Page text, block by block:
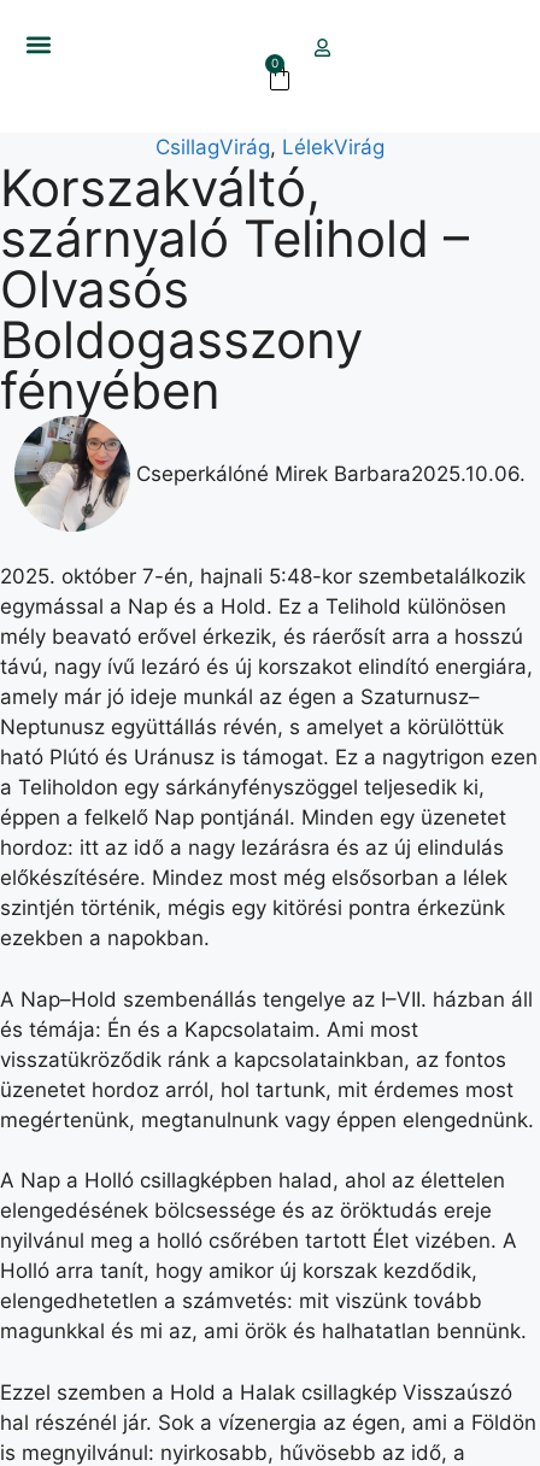
0
CsillagVirág, LélekVirág
Korszakváltó,
szárnyaló Telihold –
Olvasós
Boldogasszony
fényében
Cseperkálóné Mirek Barbara2025.10.06.
2025. október 7-én, hajnali 5:48-kor szembetalálkozik
egymással a Nap és a Hold. Ez a Telihold különösen
mély beavató erővel érkezik, és ráerősít arra a hosszú
távú, nagy ívű lezáró és új korszakot elindító energiára,
amely már jó ideje munkál az égen a Szaturnusz–
Neptunusz együttállás révén, s amelyet a körülöttük
ható Plútó és Uránusz is támogat. Ez a nagytrigon ezen
a Teliholdon egy sárkányfényszöggel teljesedik ki,
éppen a felkelő Nap pontjánál. Minden egy üzenetet
hordoz: itt az idő a nagy lezárásra és az új elindulás
előkészítésére. Mindez most még elsősorban a lélek
szintjén történik, mégis egy kitörési pontra érkezünk
ezekben a napokban.
A Nap–Hold szembenállás tengelye az I–VII. házban áll
és témája: Én és a Kapcsolataim. Ami most
visszatükröződik ránk a kapcsolatainkban, az fontos
üzenetet hordoz arról, hol tartunk, mit érdemes most
megértenünk, megtanulnunk vagy éppen elengednünk.
A Nap a Holló csillagképben halad, ahol az élettelen
elengedésének bölcsessége és az öröktudás ereje
nyilvánul meg a holló csőrében tartott Élet vizében. A
Holló arra tanít, hogy amikor új korszak kezdődik,
elengedhetetlen a számvetés: mit viszünk tovább
magunkkal és mi az, ami örök és halhatatlan bennünk.
Ezzel szemben a Hold a Halak csillagkép Visszaúszó
hal részénél jár. Sok a vízenergia az égen, ami a Földön
is megnyilvánul: nyirkosabb, hűvösebb az idő, a